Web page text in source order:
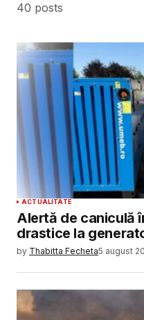
40 posts
ACTUALITATE
Alertă de caniculă
drastice la
by Thabitta Fecheta5 august